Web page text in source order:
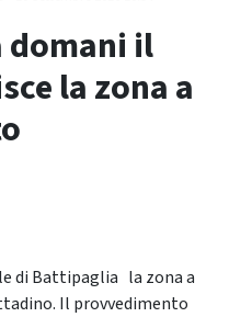
domani il
la zona a
di Battipaglia la zona a
Il provvedimento